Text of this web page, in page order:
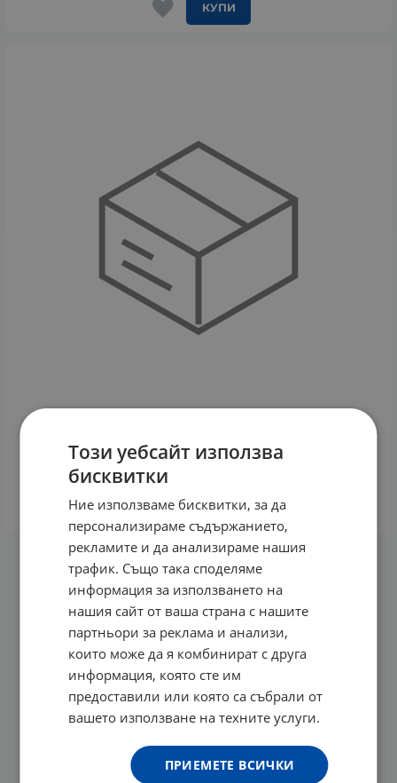
КУПИ
ЧАЙ ФИЛТЪР ДЕМИР БОЗАН * 90
23.23
КУПИ
На страница по:
Този уебсайт използва
бисквитки
Ние използваме бисквитки, за да
персонализираме съдържанието,
рекламите и да анализираме нашия
трафик. Също така споделяме
информация за използването на
нашия сайт от ваша страна с нашите
партньори за реклама и анализи,
които може да я комбинират с друга
информация, която сте им
предоставили или която са събрали от
вашето използване на техните услуги.
ПРИЕМЕТЕ ВСИЧКИ